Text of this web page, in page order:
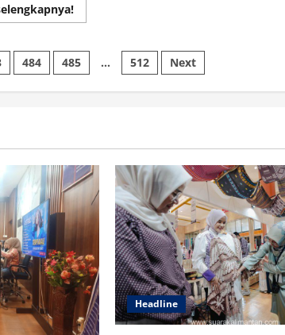
Read
more
Ramah
Senyum
ini,
484 485 … 512 Next
Headline